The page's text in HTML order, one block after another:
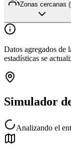
Zonas cercanas (
Datos agregados de
estadísticas se
Simulador
Analizando el